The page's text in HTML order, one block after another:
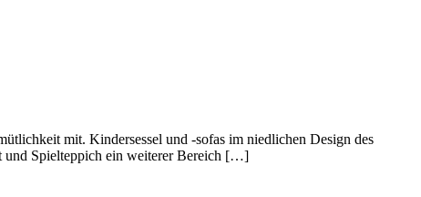
mit. Kindersessel und -sofas im niedlichen Design des
und Spielteppich ein weiterer Bereich […]